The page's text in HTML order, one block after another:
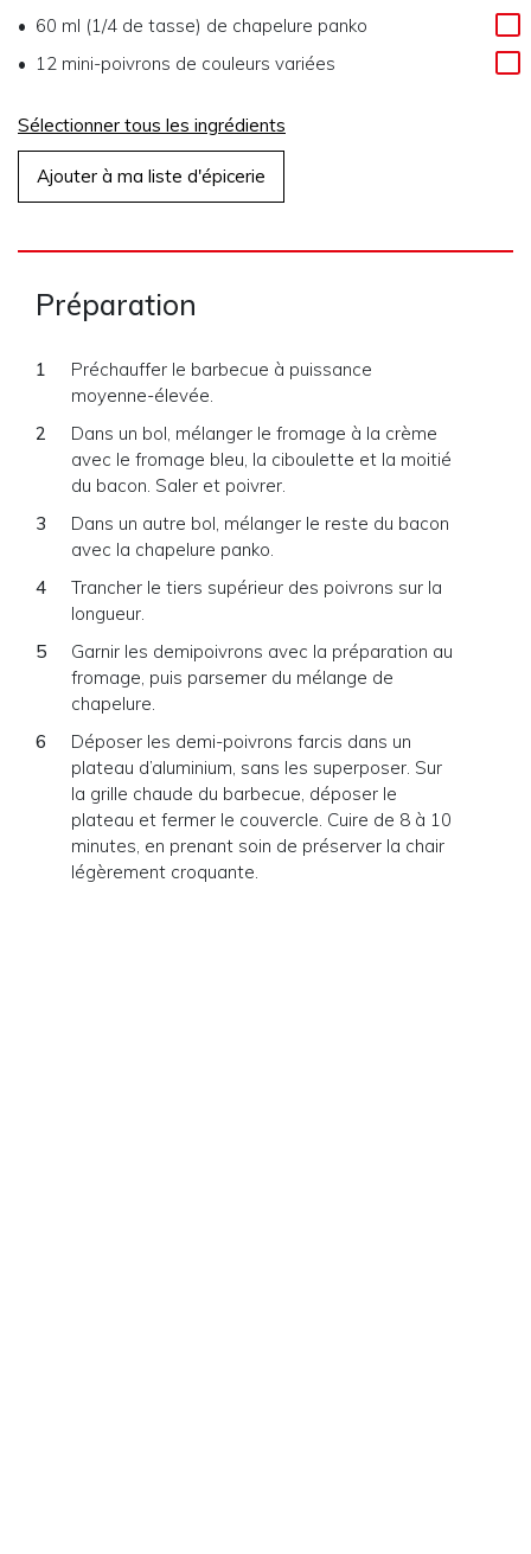
60 ml (1/4 de tasse) de chapelure panko
12 mini-poivrons de couleurs variées
Sélectionner tous les ingrédients
Ajouter à ma liste d'épicerie
Préparation
Préchauffer le barbecue à puissance
moyenne-élevée.
Dans un bol, mélanger le fromage à la crème
avec le fromage bleu, la ciboulette et la moitié
du bacon. Saler et poivrer.
Dans un autre bol, mélanger le reste du bacon
avec la chapelure panko.
Trancher le tiers supérieur des poivrons sur la
longueur.
Garnir les demipoivrons avec la préparation au
fromage, puis parsemer du mélange de
chapelure.
Déposer les demi-poivrons farcis dans un
plateau d’aluminium, sans les superposer. Sur
la grille chaude du barbecue, déposer le
plateau et fermer le couvercle. Cuire de 8 à 10
minutes, en prenant soin de préserver la chair
légèrement croquante.